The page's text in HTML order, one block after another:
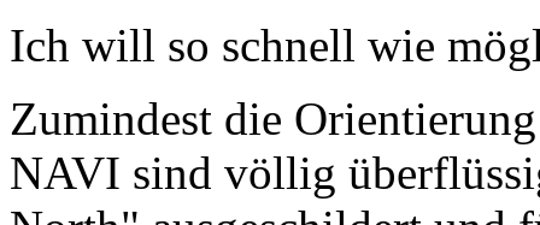
Ich will so schnell wie
Zumindest die
NAVI sind völlig